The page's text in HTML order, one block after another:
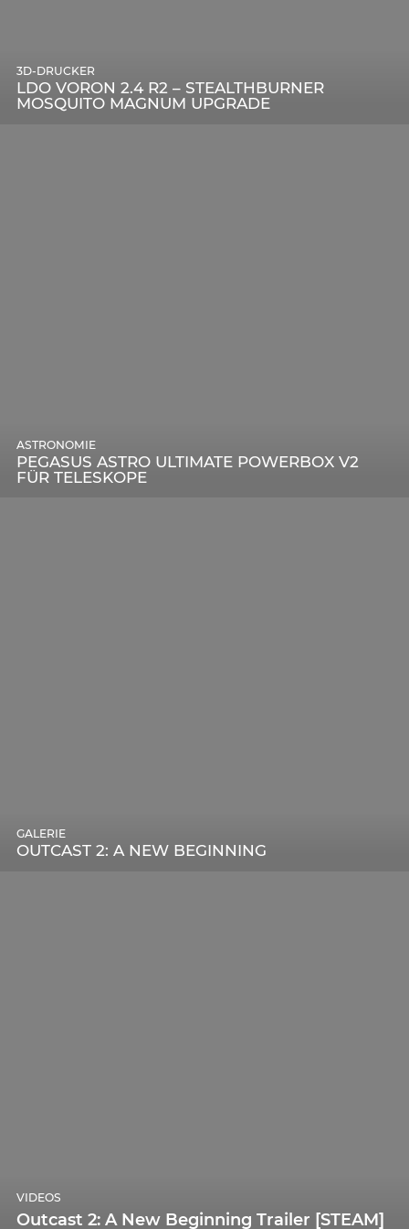
LDO VORON 2.4 R2 – STEALTHBURNER
MOSQUITO MAGNUM UPGRADE
3D-DRUCKER
PEGASUS ASTRO ULTIMATE POWERBOX V2
FÜR TELESKOPE
ASTRONOMIE
OUTCAST 2: A NEW BEGINNING
GALERIE
Outcast 2: A New Beginning Trailer [STEAM]
VIDEOS